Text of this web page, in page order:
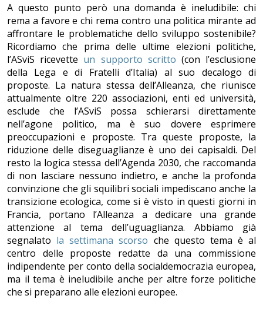
A questo punto però una domanda è ineludibile: chi
rema a favore e chi rema contro una politica mirante ad
affrontare le problematiche dello sviluppo sostenibile?
Ricordiamo che prima delle ultime elezioni politiche,
l’ASviS ricevette un supporto scritto (con l’esclusione
della Lega e di Fratelli d’Italia) al suo decalogo di
proposte. La natura stessa dell’Alleanza, che riunisce
attualmente oltre 220 associazioni, enti ed università,
esclude che l’ASviS possa schierarsi direttamente
nell’agone politico, ma è suo dovere esprimere
preoccupazioni e proposte. Tra queste proposte, la
riduzione delle diseguaglianze è uno dei capisaldi. Del
resto la logica stessa dell’Agenda 2030, che raccomanda
di non lasciare nessuno indietro, e anche la profonda
convinzione che gli squilibri sociali impediscano anche la
transizione ecologica, come si è visto in questi giorni in
Francia, portano l’Alleanza a dedicare una grande
attenzione al tema dell’uguaglianza. Abbiamo già
segnalato la settimana scorso che questo tema è al
centro delle proposte redatte da una commissione
indipendente per conto della socialdemocrazia europea,
ma il tema è ineludibile anche per altre forze politiche
che si preparano alle elezioni europee.